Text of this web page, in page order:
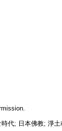
代; 日本佛教; 淨